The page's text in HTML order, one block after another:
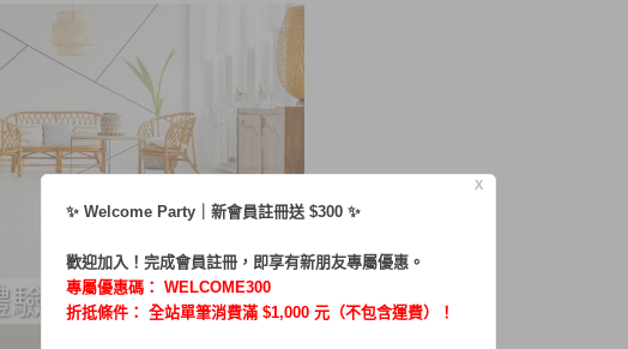
X
✨ Welcome Party｜新會員註冊送 $300 ✨
歡迎加入！完成會員註冊，即享有新朋友專屬優惠。
專屬優惠碼： WELCOME300
折抵條件： 全站單筆消費滿 $1,000 元（不包含運費）！